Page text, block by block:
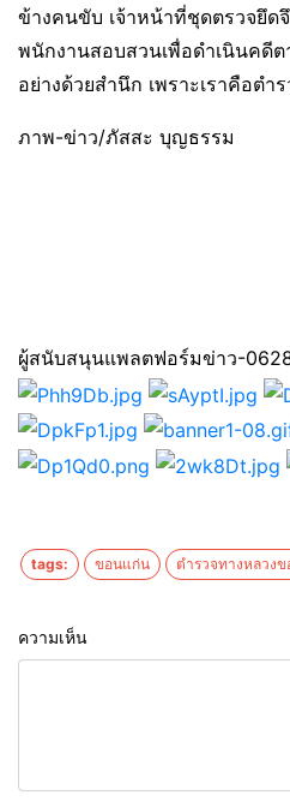
ข้างคนขับ เจ้าหน้าที่ชุดตรวจยึด
พนักงานสอบสวนเพื่อดำเนินคดี
อย่างด้วยสำนึก เพราะเราคือตำ
ภาพ-ข่าว/ภัสสะ บุญธรรม
ผู้สนับสนุนแพลตฟอร์มข่าว-
tags: ขอนแก่น ตำรวจทางหลวง
ความเห็น